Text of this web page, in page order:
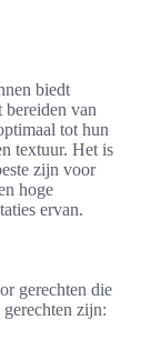
biedt
van
tot hun
textuur. Het is
zijn voor
hoge
ervan.
gerechten die
zijn: